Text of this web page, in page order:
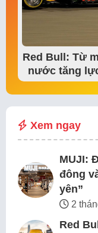
Red Bull: Từ
nước tăng
đế chế
Xem ngay
MUJI:
đông
yên”
2
Red